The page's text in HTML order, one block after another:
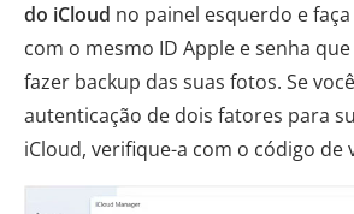
do iCloud no painel esquerdo e
com o mesmo ID Apple e senha
fazer backup das suas fotos. Se
autenticação de dois fatores para
iCloud, verifique-a com o código de